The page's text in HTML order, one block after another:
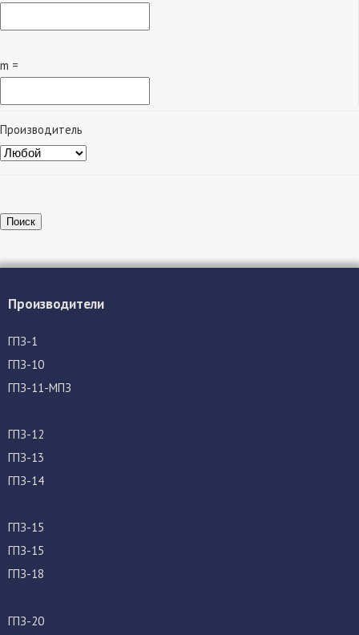
m =
Производитель
Поиск
Производители
ГПЗ-1
ГПЗ-10
ГПЗ-11-МПЗ
ГПЗ-12
ГПЗ-13
ГПЗ-14
ГПЗ-15
ГПЗ-15
ГПЗ-18
ГПЗ-20